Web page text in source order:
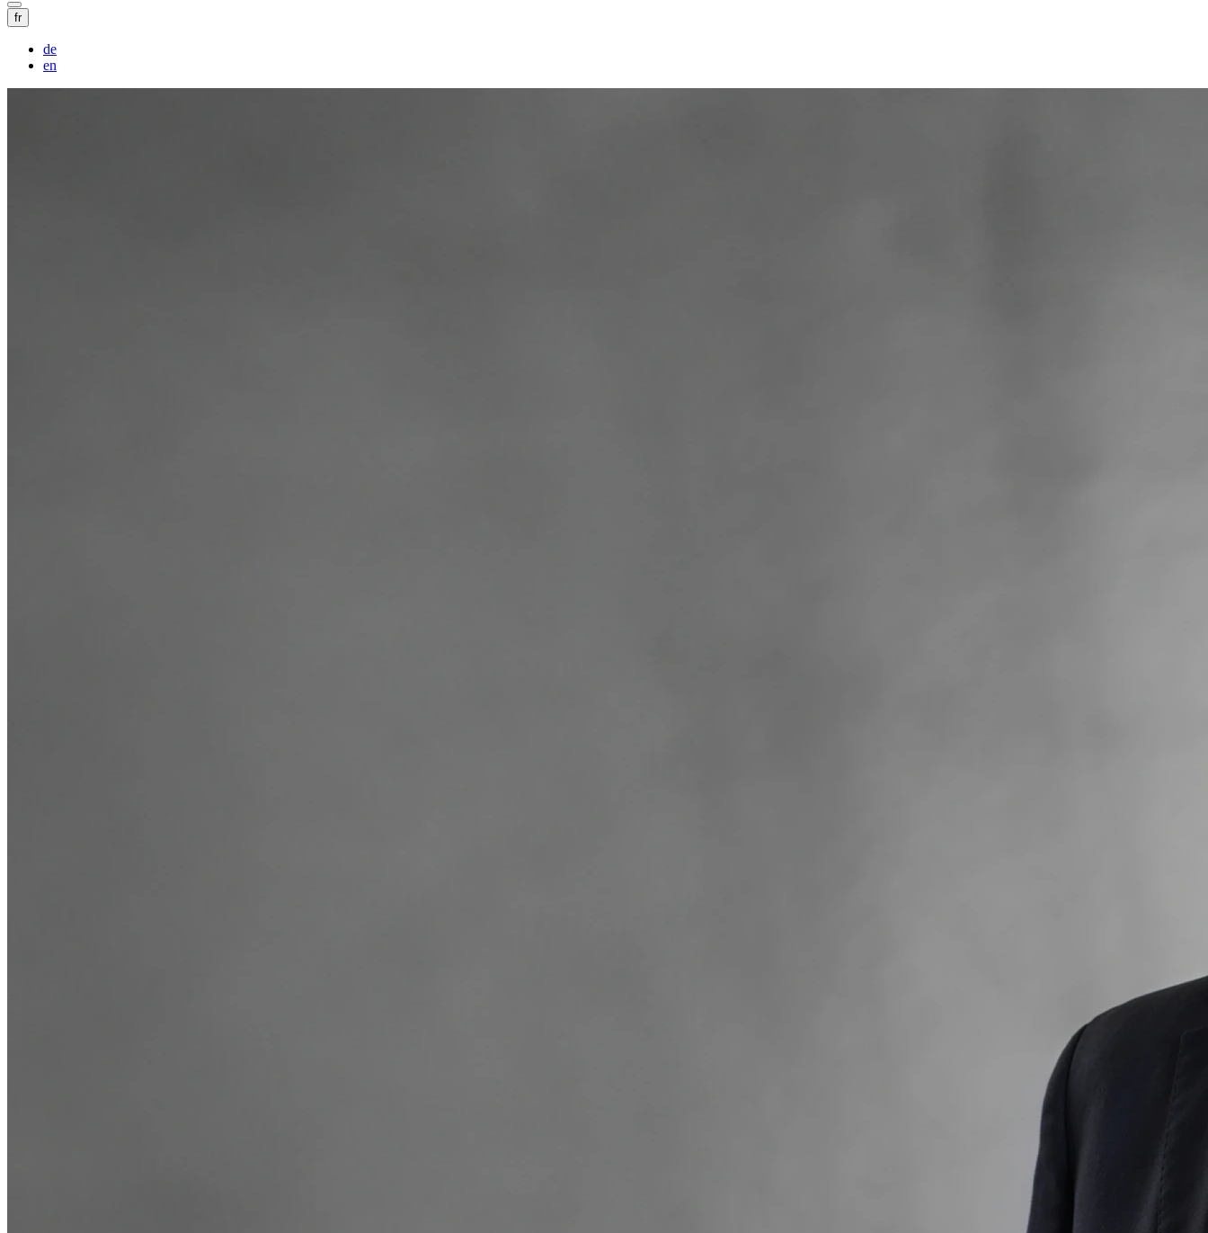
fr
de
en